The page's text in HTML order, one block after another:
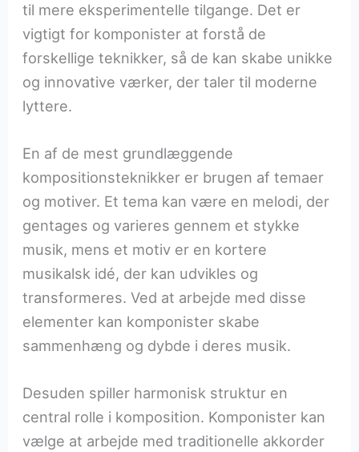
til mere eksperimentelle tilgange. Det er
vigtigt for komponister at forstå de
forskellige teknikker, så de kan skabe unikke
og innovative værker, der taler til moderne
lyttere.
En af de mest grundlæggende
kompositionsteknikker er brugen af temaer
og motiver. Et tema kan være en melodi, der
gentages og varieres gennem et stykke
musik, mens et motiv er en kortere
musikalsk idé, der kan udvikles og
transformeres. Ved at arbejde med disse
elementer kan komponister skabe
sammenhæng og dybde i deres musik.
Desuden spiller harmonisk struktur en
central rolle i komposition. Komponister kan
vælge at arbejde med traditionelle akkorder